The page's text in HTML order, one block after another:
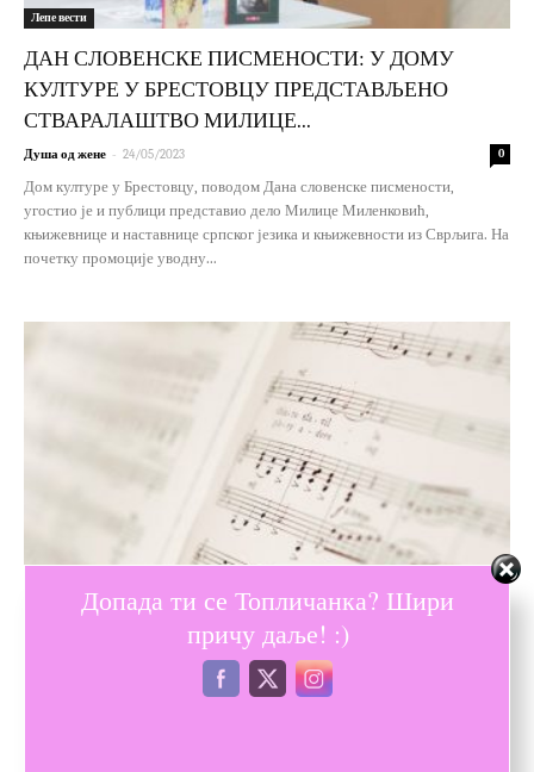
Лепе вести
ДАН СЛОВЕНСКЕ ПИСМЕНОСТИ: У ДОМУ
КУЛТУРЕ У БРЕСТОВЦУ ПРЕДСТАВЉЕНО
СТВАРАЛАШТВО МИЛИЦЕ...
Душа од жене - 24/05/2023 0
Дом културе у Брестовцу, поводом Дана словенске писмености,
угостио је и публици представио дело Милице Миленковић,
књижевнице и наставнице српског језика и књижевности из Сврљига. На
почетку промоције уводну...
ПРЕКО 20 НАГРАДА ЗА УЧЕНИКЕ МУЗИЧКЕ
Допада ти се Топличанка? Шири
причу даље! :)